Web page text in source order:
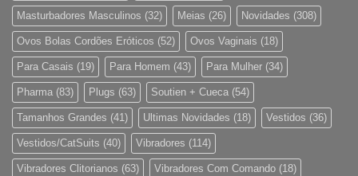
Masturbadores Masculinos (32) Meias (26) Novidades (308)
Ovos Bolas Cordões Eróticos (52) Ovos Vaginais (18)
Para Casais (19) Para Homem (43) Para Mulher (34)
Pharma (83) Plugs (63) Soutien + Cueca (54)
Tamanhos Grandes (41) Ultimas Novidades (18) Vestidos (36)
Vestidos/CatSuits (40) Vibradores (114)
Vibradores Clitorianos (63) Vibradores Com Comando (18)